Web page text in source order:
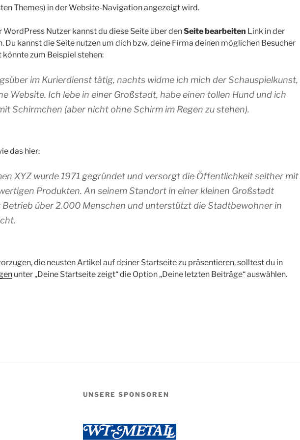
Themes) in der Website-Navigation angezeigt wird.
Nutzer kannst du diese Seite über denSeite bearbeiten Link in der
Du kannst die Seite nutzen um dich bzw. deine Firma deinen möglichen Besucher
zum Beispiel stehen:
im Kurierdienst tätig, nachts widme ich mich der Schauspielkunst,
Website. Ich lebe in einer Großstadt, habe einen tollen Hund und ich
Schirmchen (aber nicht ohne Schirm im Regen zu stehen).
das hier:
XYZ wurde 1971 gegründet und versorgt die Öffentlichkeit seither mit
Produkten. An seinem Standort in einer kleinen Großstadt
über 2.000 Menschen und unterstützt die Stadtbewohner in
die neusten Artikel auf deiner Startseite zu präsentieren, solltest du in
unter „Deine Startseite zeigt“ die Option „Deine letzten Beiträge“ auswählen.
UNSERE SPONSOREN